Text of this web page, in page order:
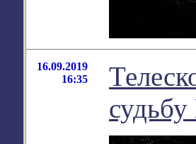
16.09.2019
16:35